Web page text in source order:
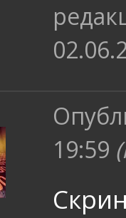
19:59